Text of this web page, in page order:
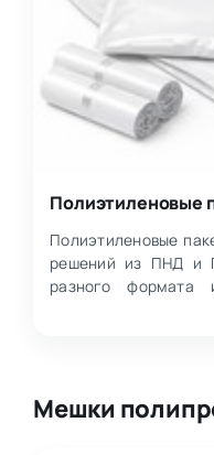
Полиэтиленовые
Полиэтиленовые
решений из ПНД и
разного формата
Мешки